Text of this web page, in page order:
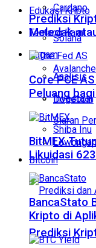
Edukasi Kripto
Tentang Kami
Ragam
Analisis
Investasi
Siaran
Cardano
Solana
Avalanche
Dogecoin
Shiba Inu
Bitcoin
Prediksi
Prediksi
Meledak
Core PCE
Peluang
BitMEX
Likuidasi
BancaStato
Kripto di